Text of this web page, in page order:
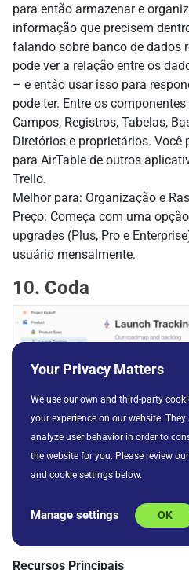
para então armazenar e
informação que precisem
falando sobre banco de dados
pode ver a relação entre os
– e então usar isso para
pode ter. Entre os
Campos, Registros, Tabelas,
Diretórios e proprietários.
para AirTable de outros
Trello.
Melhor para: Organização e
Preço: Começa com uma
upgrades (Plus, Pro e
usuário mensalmente.
10. Coda
Visão Geral
Coda é um editor de
mistura planilhas,
Recursos Principais
Your Privacy Matters
We use our own and third-party
your experience on our website.
analyze user behavior in order to
the website for you. Please review our
and cookie settings below.
Manage settings OK